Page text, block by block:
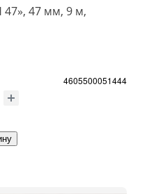
47», 47 мм, 9 м,
4605500051444